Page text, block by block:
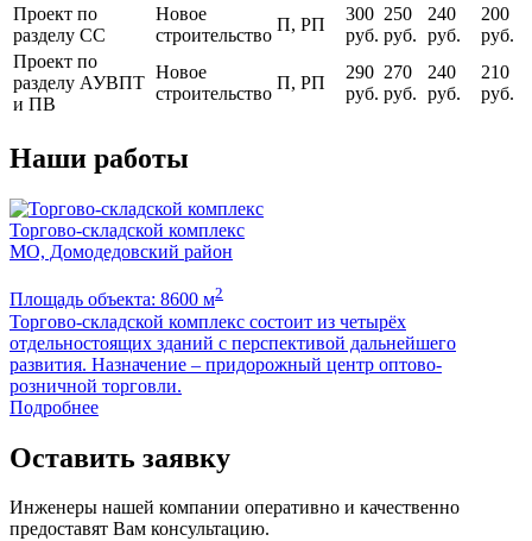
Проект по
разделу СС
Новое
строительство
П, РП
300
руб.
250
руб.
240
руб.
200
руб.
Проект по
разделу АУВПТ
и ПВ
Новое
строительство
П, РП
290
руб.
270
руб.
240
руб.
210
руб.
Наши работы
Торгово-складской комплекс
МО, Домодедовский район
Площадь объекта: 8600 м2
Торгово-складской комплекс состоит из четырёх
отдельностоящих зданий с перспективой дальнейшего
развития. Назначение – придорожный центр оптово-
розничной торговли.
Подробнее
Оставить заявку
Инженеры нашей компании оперативно и качественно
предоставят Вам консультацию.